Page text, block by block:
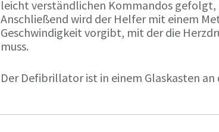
leicht verständlichen Kommandos gefolgt,
Anschließend wird der Helfer mit einem
Geschwindigkeit vorgibt, mit der die
muss.
Der Defibrillator ist in einem Glaskasten